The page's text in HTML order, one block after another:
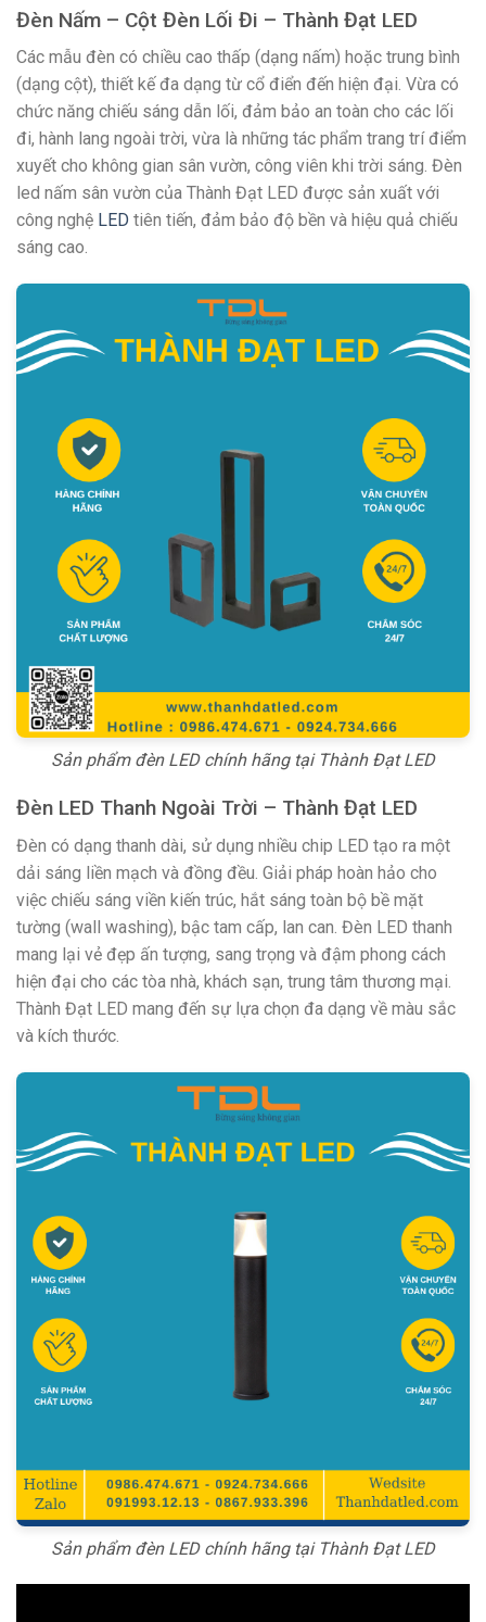
Đèn Nấm – Cột Đèn Lối Đi – Thành Đạt LED
Các mẫu đèn có chiều cao thấp (dạng nấm) hoặc trung bình
(dạng cột), thiết kế đa dạng từ cổ điển đến hiện đại. Vừa có
chức năng chiếu sáng dẫn lối, đảm bảo an toàn cho các lối
đi, hành lang ngoài trời, vừa là những tác phẩm trang trí điểm
xuyết cho không gian sân vườn, công viên khi trời sáng. Đèn
led nấm sân vườn của Thành Đạt LED được sản xuất với
công nghệ LED tiên tiến, đảm bảo độ bền và hiệu quả chiếu
sáng cao.
Sản phẩm đèn LED chính hãng tại Thành Đạt LED
Đèn LED Thanh Ngoài Trời – Thành Đạt LED
Đèn có dạng thanh dài, sử dụng nhiều chip LED tạo ra một
dải sáng liền mạch và đồng đều. Giải pháp hoàn hảo cho
việc chiếu sáng viền kiến trúc, hắt sáng toàn bộ bề mặt
tường (wall washing), bậc tam cấp, lan can. Đèn LED thanh
mang lại vẻ đẹp ấn tượng, sang trọng và đậm phong cách
hiện đại cho các tòa nhà, khách sạn, trung tâm thương mại.
Thành Đạt LED mang đến sự lựa chọn đa dạng về màu sắc
và kích thước.
Sản phẩm đèn LED chính hãng tại Thành Đạt LED